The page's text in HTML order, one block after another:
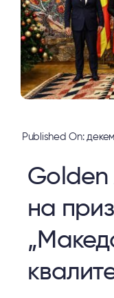
Published On:
Golden
на